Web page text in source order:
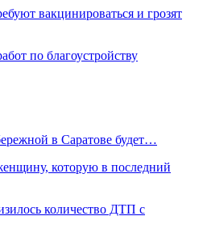
вакцинироваться и грозят
по благоустройству
в Саратове будет…
которую в последний
количество ДТП с